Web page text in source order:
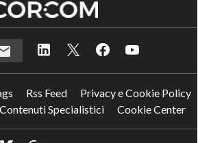
Rss Feed
Privacy e Cookie Policy
Specialistici
Cookie Center